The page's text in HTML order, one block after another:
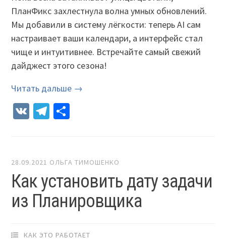
ПланФикс захлестнула волна умных обновлений.
Мы добавили в систему лёгкости: теперь AI сам
настраивает ваши календари, а интерфейс стал
чище и интуитивнее. Встречайте самый свежий
дайджест этого сезона!
Читать дальше →
VK Telegram
28.09.2021 ОЛЬГА ТИМОШЕНКО
Как установить дату задачи
из Планировщика
КАК ЭТО РАБОТАЕТ